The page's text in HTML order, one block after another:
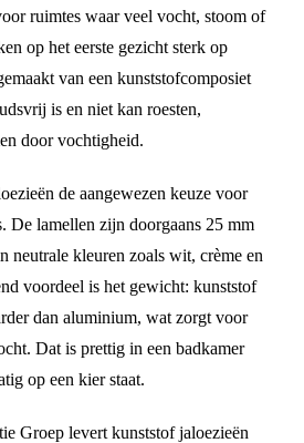
ruimtes waar veel vocht, stoom of
op het eerste gezicht sterk op
van een kunststofcomposiet
is en niet kan roesten,
door vochtigheid.
de aangewezen keuze voor
De lamellen zijn doorgaans 25 mm
neutrale kleuren zoals wit, crème en
voordeel is het gewicht: kunststof
dan aluminium, wat zorgt voor
Dat is prettig in een badkamer
op een kier staat.
Groep levert kunststof jaloezieën